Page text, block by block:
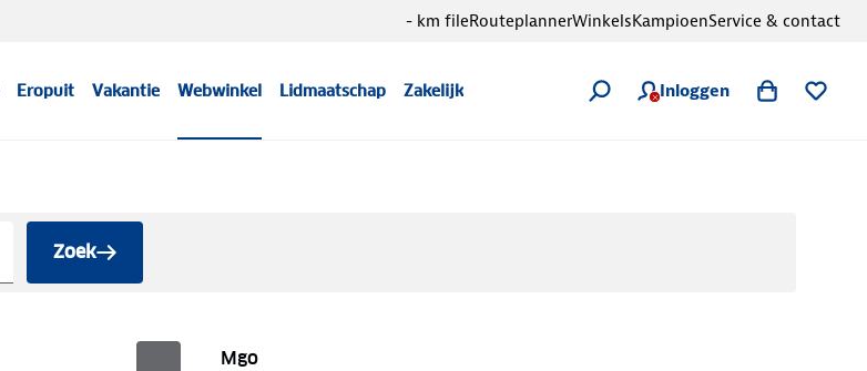
Eropuit Vakantie Webwinkel Lidmaatschap Zakelijk Inloggen
- km fileRouteplannerWinkelsKampioenService & contact
Zoek
Mgo